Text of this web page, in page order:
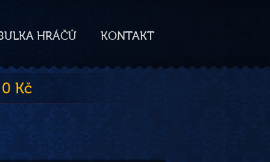
HRÁČŮ KONTAKT
Kč